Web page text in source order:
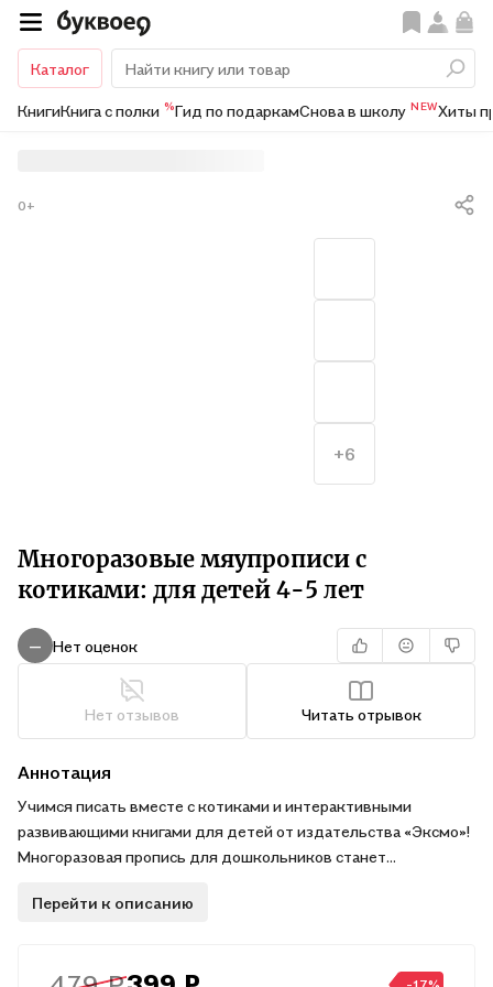
Каталог
КнигиКнига с полки %Гид по подаркамСнова в школу NEWХиты
Многоразовые мяупрописи с
котиками: для детей 4-5 лет
0+
— Нет оценок
Нет отзывов Читать отрывок
+6
Аннотация
Учимся писать вместе с котиками и интерактивными
развивающими книгами для детей от издательства «Эксмо»!
Многоразовая пропись для дошкольников станет
предназначено для мальчиков и девочек 4—5 лет и поможет
место рисунками.
Перейти к описанию